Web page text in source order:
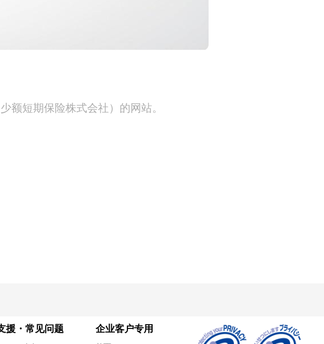
额短期保险株式会社）的网站。
援・常见问题 企业客户专用